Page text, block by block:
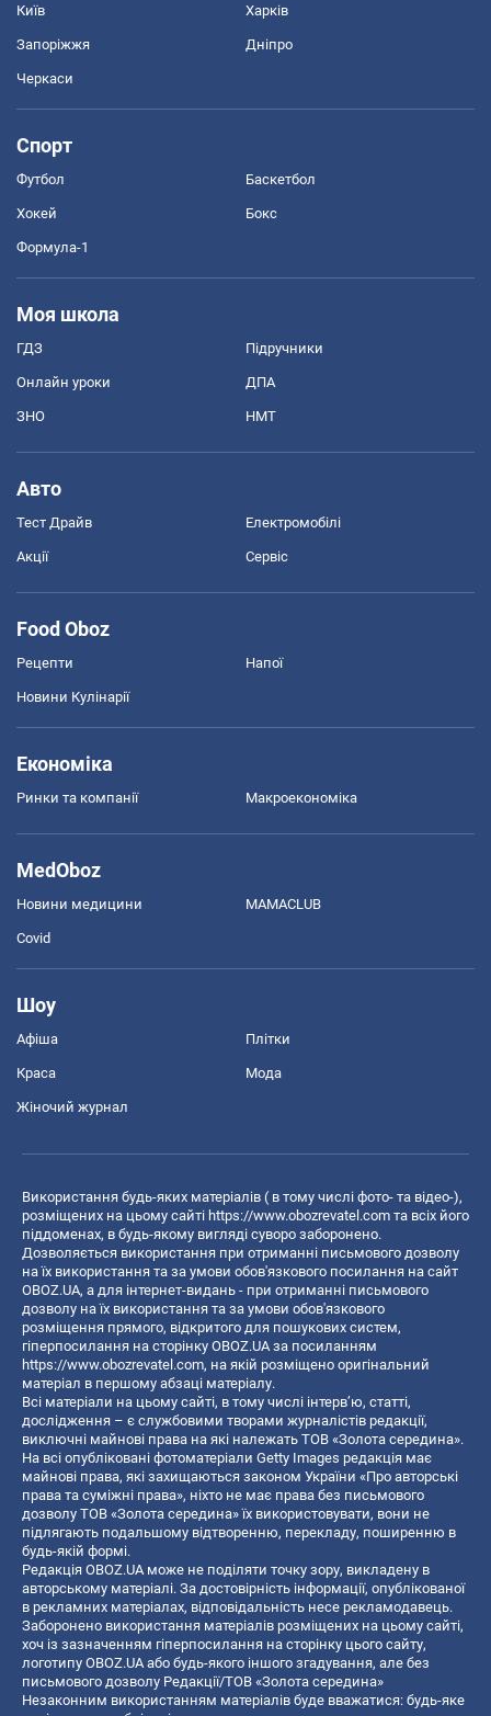
Київ Харків
Запоріжжя Дніпро
Черкаси
Спорт
Футбол Баскетбол
Хокей Бокс
Формула-1
Моя школа
ГДЗ Підручники
Онлайн уроки ДПА
ЗНО НМТ
Авто
Тест Драйв Електромобілі
Акції Сервіс
Food Oboz
Рецепти Напої
Новини Кулінарії
Економіка
Ринки та компанії Макроекономіка
MedOboz
Новини медицини MAMACLUB
Covid
Шоу
Афіша Плітки
Краса Мода
Жіночий журнал
Використання будь-яких матеріалів ( в тому числі фото- та відео-),
розміщених на цьому сайті https://www.obozrevatel.com та всіх його
піддоменах, в будь-якому вигляді суворо заборонено.
Дозволяється використання при отриманні письмового дозволу
на їх використання та за умови обов'язкового посилання на сайт
OBOZ.UA, а для інтернет-видань - при отриманні письмового
дозволу на їх використання та за умови обов'язкового
розміщення прямого, відкритого для пошукових систем,
гіперпосилання на сторінку OBOZ.UA за посиланням
https://www.obozrevatel.com, на якій розміщено оригінальний
матеріал в першому абзаці матеріалу.
Всі матеріали на цьому сайті, в тому числі інтерв’ю, статті,
дослідження – є службовими творами журналістів редакції,
виключні майнові права на які належать ТОВ «Золота середина».
На всі опубліковані фотоматеріали Getty Images редакція має
майнові права, які захищаються законом України «Про авторські
права та суміжні права», ніхто не має права без письмового
дозволу ТОВ «Золота середина» їх використовувати, вони не
підлягають подальшому відтворенню, перекладу, поширенню в
будь-якій формі.
Редакція OBOZ.UA може не поділяти точку зору, викладену в
авторському матеріалі. За достовірність інформації, опублікованої
в рекламних матеріалах, відповідальність несе рекламодавець.
Заборонено використання матеріалів розміщених на цьому сайті,
хоч із зазначенням гіперпосилання на сторінку цього сайту,
логотипу OBOZ.UA або будь-якого іншого згадування, але без
письмового дозволу Редакції/ТОВ «Золота середина»
Незаконним використанням матеріалів буде вважатися: будь-яке